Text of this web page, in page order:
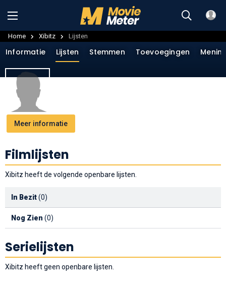
Home Xibitz Lijsten
Meer informatie
Informatie Lijsten Stemmen Toevoegingen
Filmlijsten
Xibitz heeft de volgende openbare lijsten.
In Bezit(0)
Nog Zien (0)
Serielijsten
Xibitz heeft geen openbare lijsten.